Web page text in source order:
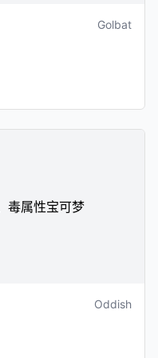
Golbat
Oddish